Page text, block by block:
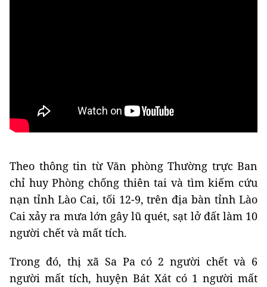
Theo thông tin từ Văn phòng Thường trực Ban
chỉ huy Phòng chống thiên tai và tìm kiếm cứu
nạn tỉnh Lào Cai, tối 12-9, trên địa bàn tỉnh Lào
Cai xảy ra mưa lớn gây lũ quét, sạt lở đất làm 10
người chết và mất tích.
Trong đó, thị xã Sa Pa có 2 người chết và 6
người mất tích, huyện Bát Xát có 1 người mất